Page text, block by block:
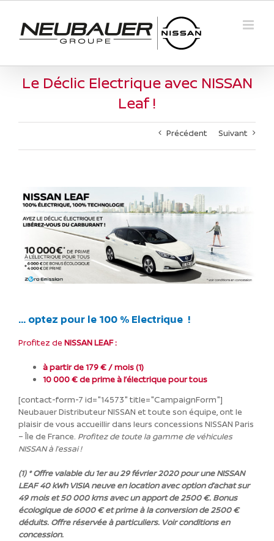
contenu
Le Déclic Electrique avec NISSAN
Leaf !
Précédent Suivant
… optez pour le 100 % Electrique !
Profitez de NISSAN LEAF :
à partir de 179 € / mois (1)
10 000 € de prime à l’électrique pour tous
[contact-form-7 id="14573" title="CampaignForm"]
Neubauer Distributeur NISSAN et toute son équipe, ont le
plaisir de vous accueillir dans leurs concessions NISSAN Paris
– Île de France. Profitez de toute la gamme de véhicules
NISSAN à l’essai !
(1) * Offre valable du 1er au 29 février 2020 pour une NISSAN
LEAF 40 kWh VISIA neuve en location avec option d’achat sur
49 mois et 50 000 kms avec un apport de 2500 €. Bonus
écologique de 6000 € et prime à la conversion de 2500 €
déduits. Offre réservée à particuliers. Voir conditions en
concession.